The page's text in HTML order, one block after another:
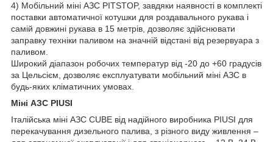
4) Мобільний міні АЗС PITSTOP, завдяки наявності в комплекті
поставки автоматичної котушки для роздавального рукава і
самій довжині рукава в 15 метрів, дозволяє здійснювати
заправку техніки паливом на значній відстані від резервуара з
паливом.
Широкий діапазон робочих температур від -20 до +60 градусів
за Цельсієм, дозволяє експлуатувати мобільний міні АЗС в
будь-яких кліматичних умовах.
Міні АЗС PIUSI
Італійська міні АЗС CUBE від надійного виробника PIUSI для
перекачування дизельного палива, з різного виду живлення –